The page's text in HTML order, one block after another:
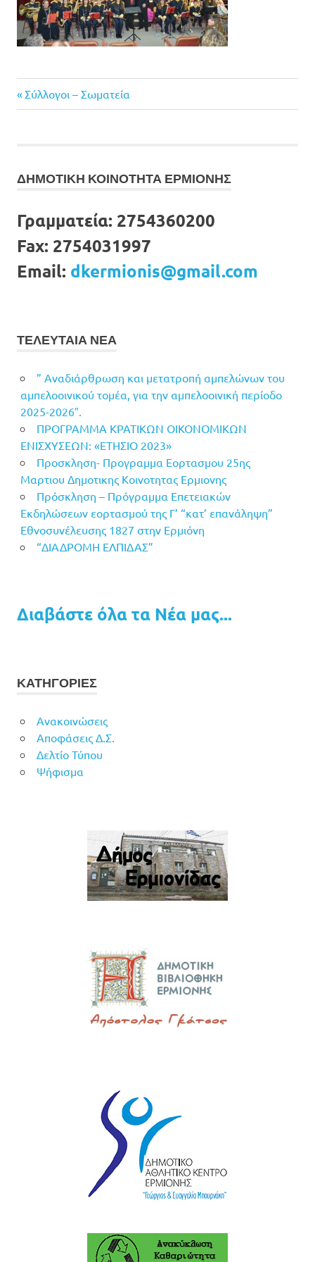
Πλοήγηση
Previous
Post:
Σύλλογοι – Σωματεία
ΔΗΜΟΤΙΚΗ ΚΟΙΝΟΤΗΤΑ ΕΡΜΙΟΝΗΣ
Γραμματεία: 2754360200
Fax: 2754031997
Email: dkermionis@gmail.com
ΤΕΛΕΥΤΑΙΑ ΝΕΑ
” Αναδιάρθρωση και μετατροπή αμπελώνων του
αμπελοοινικού τομέα, για την αμπελοοινική περίοδο
2025-2026″.
ΠΡΟΓΡΑΜΜΑ ΚΡΑΤΙΚΩΝ ΟΙΚΟΝΟΜΙΚΩΝ
ΕΝΙΣΧΥΣΕΩΝ: «ΕΤΗΣΙΟ 2023»
Προσκληση- Προγραμμα Εορτασμου 25ης
Μαρτιου Δημοτικης Κοινοτητας Ερμιονης
Πρόσκληση – Πρόγραμμα Επετειακών
Εκδηλώσεων εορτασμού της Γ’ “κατ’ επανάληψη”
Εθνοσυνέλευσης 1827 στην Ερμιόνη
“ΔΙΑΔΡΟΜΗ ΕΛΠΙΔΑΣ”
Διαβάστε όλα τα Νέα μας...
ΚΑΤΗΓΟΡΙΕΣ
Ανακοινώσεις
Αποφάσεις Δ.Σ.
Δελτίο Τύπου
Ψήφισμα